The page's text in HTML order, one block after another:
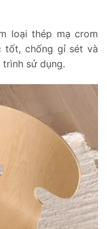
loại thép mạ crom
tốt, chống gỉ sét và
sử dụng.